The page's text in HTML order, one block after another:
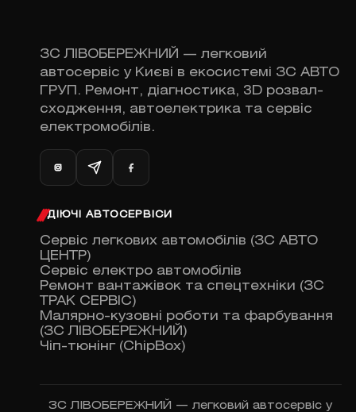
ЗС ЛІВОБЕРЕЖНИЙ — легковий
автосервіс у Києві в екосистемі ЗС АВТО
ГРУП. Ремонт, діагностика, 3D розвал-
сходження, автоелектрика та сервіс
електромобілів.
ДІЮЧІ АВТОСЕРВІСИ
Сервіс легкових автомобілів (ЗС АВТО
ЦЕНТР)
Сервіс електро автомобілів
Ремонт вантажівок та спецтехніки (ЗС
ТРАК СЕРВІС)
Малярно-кузовні роботи та фарбування
(ЗС ЛІВОБЕРЕЖНИЙ)
Чіп-тюнінг (ChipBox)
ЗС ЛІВОБЕРЕЖНИЙ — легковий автосервіс у